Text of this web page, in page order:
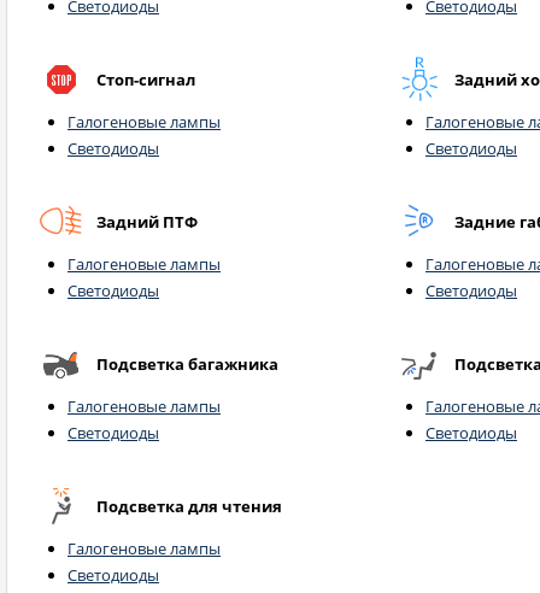
Светодиоды
Светодиоды
Стоп-сигнал
Галогеновые лампы
Светодиоды
Задний
Галогеновые
Светодиоды
Задний ПТФ
Галогеновые лампы
Светодиоды
Задние
Галогеновые
Светодиоды
Подсветка багажника
Галогеновые лампы
Светодиоды
Галогеновые
Светодиоды
Подсветка для чтения
Галогеновые лампы
Светодиоды